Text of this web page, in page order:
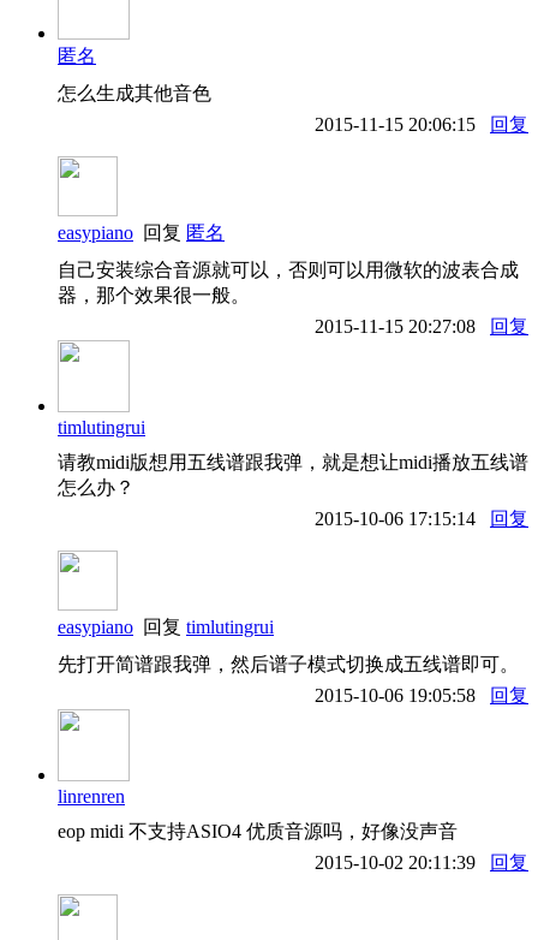
匿名
怎么生成其他音色
2015-11-15 20:06:15
回复
easypiano 回复 匿名
自己安装综合音源就可以，否则可以用微软的波表合成
器，那个效果很一般。
2015-11-15 20:27:08
回复
timlutingrui
请教midi版想用五线谱跟我弹，就是想让midi播放五线谱
怎么办？
2015-10-06 17:15:14
回复
easypiano 回复 timlutingrui
先打开简谱跟我弹，然后谱子模式切换成五线谱即可。
2015-10-06 19:05:58
回复
linrenren
eop midi 不支持ASIO4 优质音源吗，好像没声音
2015-10-02 20:11:39
回复